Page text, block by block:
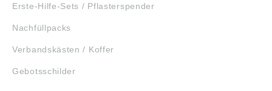
Erste-Hilfe-Sets / Pflasterspender
Nachfüllpacks
Verbandskästen / Koffer
Gebotsschilder